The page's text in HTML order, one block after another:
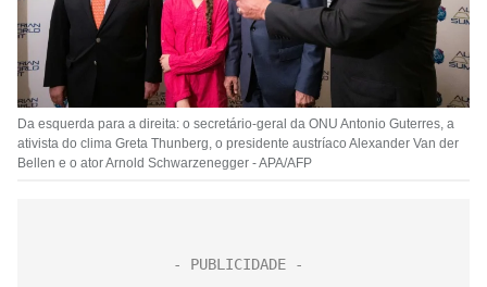
Da esquerda para a direita: o secretário-geral da ONU Antonio Guterres, a
ativista do clima Greta Thunberg, o presidente austríaco Alexander Van der
Bellen e o ator Arnold Schwarzenegger - APA/AFP